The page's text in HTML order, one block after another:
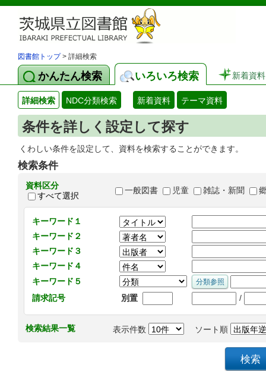
図書館トップ> 詳細検索
かんたん検索 いろいろ検索 新着資料
詳細検索 NDC分類検索 新着資料 テーマ資料
条件を詳しく設定して探す
くわしい条件を設定して、資料を検索することができます。
検索条件
資料区分
すべて選択
一般図書 児童 雑誌・新聞
キーワード１
キーワード２
キーワード３
キーワード４
キーワード５
請求記号
別置 /
検索結果一覧 表示件数 ソート順